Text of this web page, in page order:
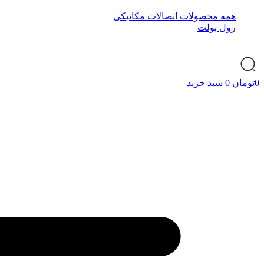
همه محصولات اتصالات مکانیکی
رول بولت
0تومان 0 سبد خرید